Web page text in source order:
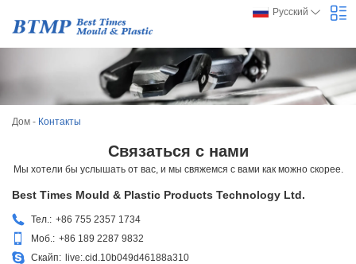
Русский
Дом - Контакты
Связаться с нами
Мы хотели бы услышать от вас, и мы свяжемся с вами как можно скорее.
Best Times Mould & Plastic Products Technology Ltd.
Тел.: +86 755 2357 1734
Моб.: +86 189 2287 9832
Скайп: live:.cid.10b049d46188a310